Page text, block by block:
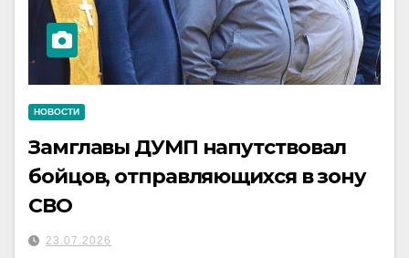
НОВОСТИ
Замглавы ДУМП напутствовал
бойцов, отправляющихся в зону
СВО
23.07.2026